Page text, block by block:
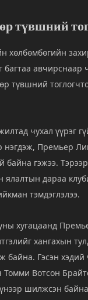
түвшний
хөлбөмбөгийн
авчирснаар
түвшний
чухал үүрэг
нэгдэж, Премьер
байна гэжээ.
дараа
тэмдэглэлээ.
хугацаанд
хангахын
байна. Гэсэн хэдий
Томми Вотсон
шилжсэн